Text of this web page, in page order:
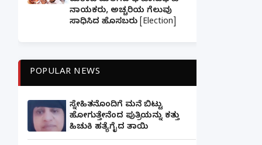
ನಾಯಕರು, ಅಚ್ಚರಿಯ ಗೆಲುವು
ಸಾಧಿಸಿದ ಹೊಸಬರು [Election]
POPULAR NEWS
ಸ್ನೇಹಿತನೊಂದಿಗೆ ಮನೆ ಬಿಟ್ಟು
ಹೋಗುತ್ತೇನೆಂದ ಪುತ್ರಿಯನ್ನು ಕತ್ತು
ಹಿಚುಕಿ ಹತ್ಯೆಗೈದ ತಾಯಿ